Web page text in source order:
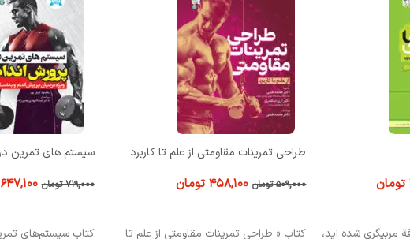
تا کاربرد
از علم تا
سیستم های تمرین در پرورش اندام
۷۱۹,۰۰۰ تومان ۶۴۷,۱۰۰ تومان
کتاب سیستم‌های تمرین در پرورش اندام برای
علم تمرین
۶۰۹,۰۰۰ تومان ۵۴۸,۱۰۰